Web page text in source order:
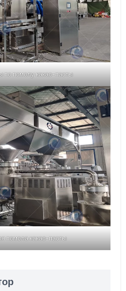
помолу какао-пасты
помола какао-пасты